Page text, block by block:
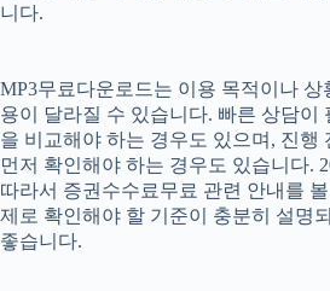
니다.
MP3무료다운로드는 이용 목적이나 상
용이 달라질 수 있습니다. 빠른 상담이
을 비교해야 하는 경우도 있으며, 진행
먼저 확인해야 하는 경우도 있습니다.
따라서 증권수수료무료 관련 안내를
제로 확인해야 할 기준이 충분히 설명
좋습니다.